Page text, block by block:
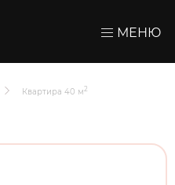
МЕНЮ
Квартира 40 м 2